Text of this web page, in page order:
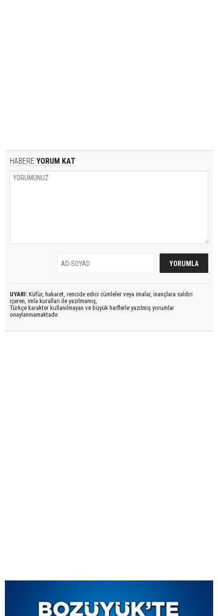
HABERE YORUM KAT
UYARI: Küfür, hakaret, rencide edici cümleler veya imalar, inançlara saldırı
içeren, imla kuralları ile yazılmamış,
Türkçe karakter kullanılmayan ve büyük harflerle yazılmış yorumlar
onaylanmamaktadır.